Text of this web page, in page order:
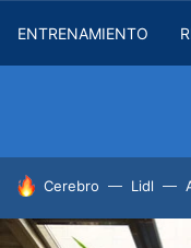
ENTRENAMIENTO
HOY SE HABLA DE
Cerebro Lidl